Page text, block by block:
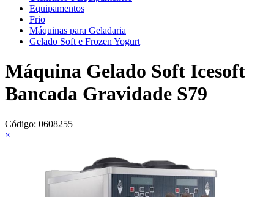
Equipamentos
Frio
Máquinas para Geladaria
Gelado Soft e Frozen Yogurt
Máquina Gelado Soft Icesoft
Bancada Gravidade S79
Código: 0608255
×